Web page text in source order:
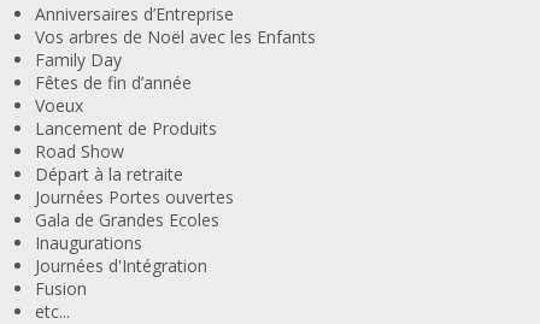
Anniversaires d’Entreprise
Vos arbres de Noël avec les Enfants
Family Day
Fêtes de fin d’année
Voeux
Lancement de Produits
Road Show
Départ à la retraite
Journées Portes ouvertes
Gala de Grandes Ecoles
Inaugurations
Journées d'Intégration
Fusion
etc...